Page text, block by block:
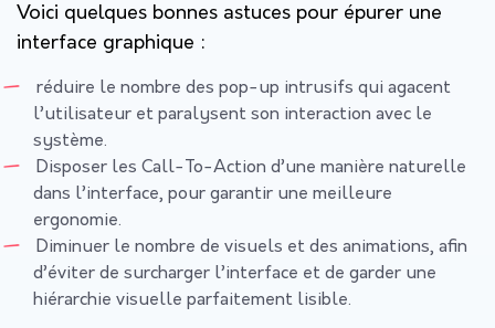
Voici quelques bonnes astuces pour épurer une
interface graphique :
réduire le nombre des pop-up intrusifs qui agacent
l’utilisateur et paralysent son interaction avec le
système.
Disposer les Call-To-Action d’une manière naturelle
dans l’interface, pour garantir une meilleure
ergonomie.
Diminuer le nombre de visuels et des animations, afin
d’éviter de surcharger l’interface et de garder une
hiérarchie visuelle parfaitement lisible.